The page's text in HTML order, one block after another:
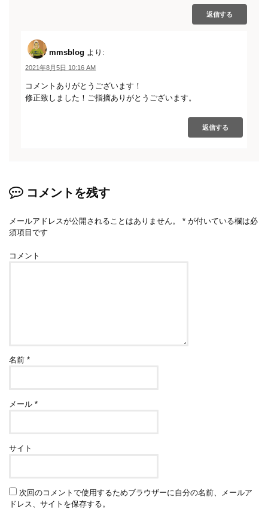
返信する
mmsblog より:
2021年8月5日 10:16 AM
コメントありがとうございます！
修正致しました！ご指摘ありがとうございます。
返信する
コメントを残す
メールアドレスが公開されることはありません。 * が付いている欄は必
須項目です
コメント
名前*
メール*
サイト
次回のコメントで使用するためブラウザーに自分の名前、メールア
ドレス、サイトを保存する。